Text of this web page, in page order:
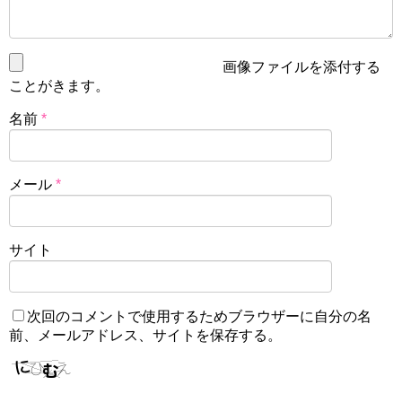
画像ファイルを添付する
ことがきます。
名前 *
メール *
サイト
次回のコメントで使用するためブラウザーに自分の名
前、メールアドレス、サイトを保存する。